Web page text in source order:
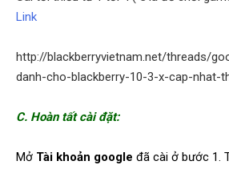
Link
http://blackberryvietnam.net/threads/
danh-cho-blackberry-10-3-x-cap-nhat-
C. Hoàn tất cài đặt:
Mở Tài khoản google đã cài ở bước 1.